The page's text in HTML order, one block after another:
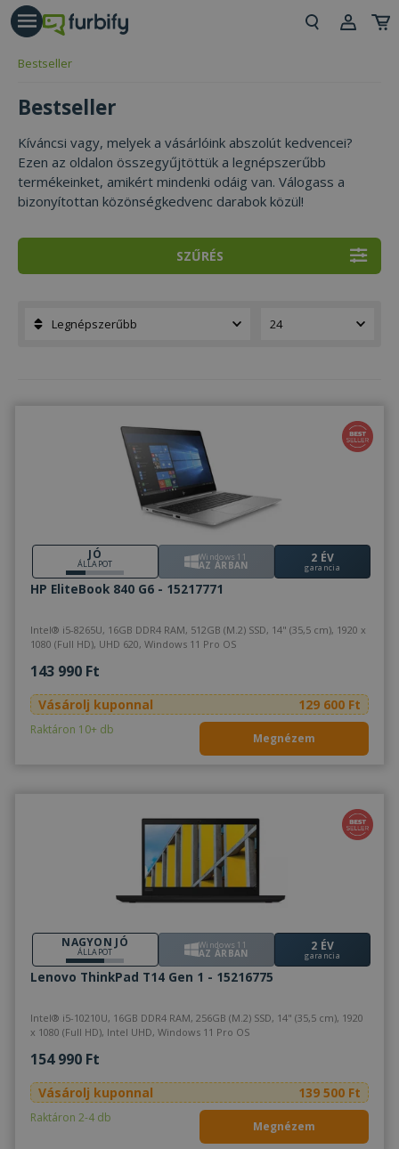
Bestseller
Bestseller
Kíváncsi vagy, melyek a vásárlóink abszolút kedvencei?
Ezen az oldalon összegyűjtöttük a legnépszerűbb
termékeinket, amikért mindenki odáig van. Válogass a
bizonyítottan közönségkedvenc darabok közül!
SZŰRÉS
JÓ
ÁLLAPOT
Windows 11
AZ ÁRBAN 2 ÉV
garancia
HP EliteBook 840 G6 - 15217771
Intel® i5-8265U, 16GB DDR4 RAM, 512GB (M.2) SSD, 14" (35,5 cm), 1920 x
1080 (Full HD), UHD 620, Windows 11 Pro OS
143 990 Ft
Vásárolj kuponnal 129 600 Ft
Raktáron 10+ db
Megnézem
NAGYON JÓ
ÁLLAPOT
Windows 11
AZ ÁRBAN 2 ÉV
garancia
Lenovo ThinkPad T14 Gen 1 - 15216775
Intel® i5-10210U, 16GB DDR4 RAM, 256GB (M.2) SSD, 14" (35,5 cm), 1920
x 1080 (Full HD), Intel UHD, Windows 11 Pro OS
154 990 Ft
Vásárolj kuponnal 139 500 Ft
Raktáron 2-4 db
Megnézem
gomb